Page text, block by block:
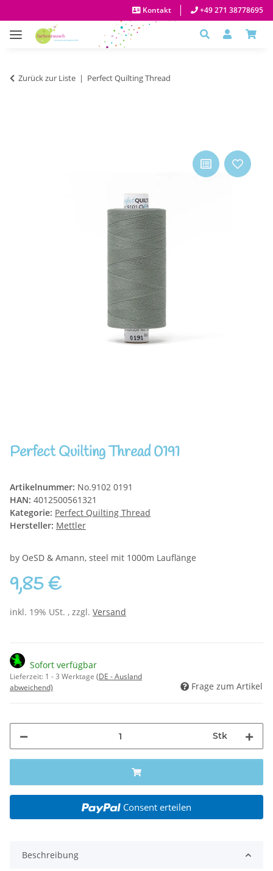
Kontakt +49 271 38778695
Zurück zur Liste Perfect Quilting Thread
Perfect Quilting Thread 0191
Artikelnummer: No.9102 0191
HAN: 4012500561321
Kategorie: Perfect Quilting Thread
Hersteller: Mettler
by OeSD & Amann, steel mit 1000m Lauflänge
9,85 €
inkl. 19% USt. , zzgl. Versand
Sofort verfügbar
Lieferzeit: 1 - 3 Werktage (DE - Ausland
abweichend)
Frage zum Artikel
Stk
Consent erteilen
Beschreibung